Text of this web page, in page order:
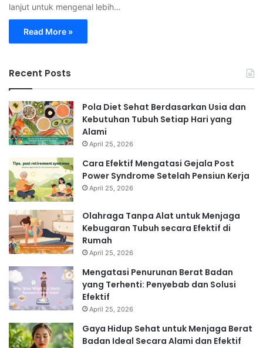
lanjut untuk mengenal lebih…
Read More »
Recent Posts
Pola Diet Sehat Berdasarkan Usia dan
Kebutuhan Tubuh Setiap Hari yang
Alami
April 25, 2026
Cara Efektif Mengatasi Gejala Post
Power Syndrome Setelah Pensiun Kerja
April 25, 2026
Olahraga Tanpa Alat untuk Menjaga
Kebugaran Tubuh secara Efektif di
Rumah
April 25, 2026
Mengatasi Penurunan Berat Badan
yang Terhenti: Penyebab dan Solusi
Efektif
April 25, 2026
Gaya Hidup Sehat untuk Menjaga Berat
Badan Ideal Secara Alami dan Efektif